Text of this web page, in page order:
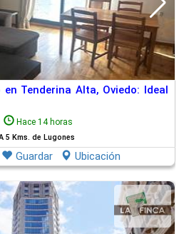
Tenderina Alta, Oviedo: Ideal
Hace 14 horas
5 Kms. de Lugones
Guardar Ubicación